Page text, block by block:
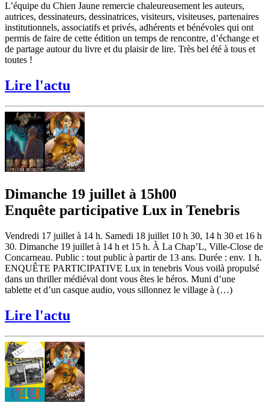
L’équipe du Chien Jaune remercie chaleureusement les auteurs,
autrices, dessinateurs, dessinatrices, visiteurs, visiteuses, partenaires
institutionnels, associatifs et privés, adhérents et bénévoles qui ont
permis de faire de cette édition un temps de rencontre, d’échange et
de partage autour du livre et du plaisir de lire. Très bel été à tous et
toutes !
Lire l'actu
Dimanche 19 juillet à 15h00
Enquête participative Lux in Tenebris
Vendredi 17 juillet à 14 h. Samedi 18 juillet 10 h 30, 14 h 30 et 16 h
30. Dimanche 19 juillet à 14 h et 15 h. À La Chap’L, Ville-Close de
Concarneau. Public : tout public à partir de 13 ans. Durée : env. 1 h.
ENQUÊTE PARTICIPATIVE Lux in tenebris Vous voilà propulsé
dans un thriller médiéval dont vous êtes le héros. Muni d’une
tablette et d’un casque audio, vous sillonnez le village à (…)
Lire l'actu